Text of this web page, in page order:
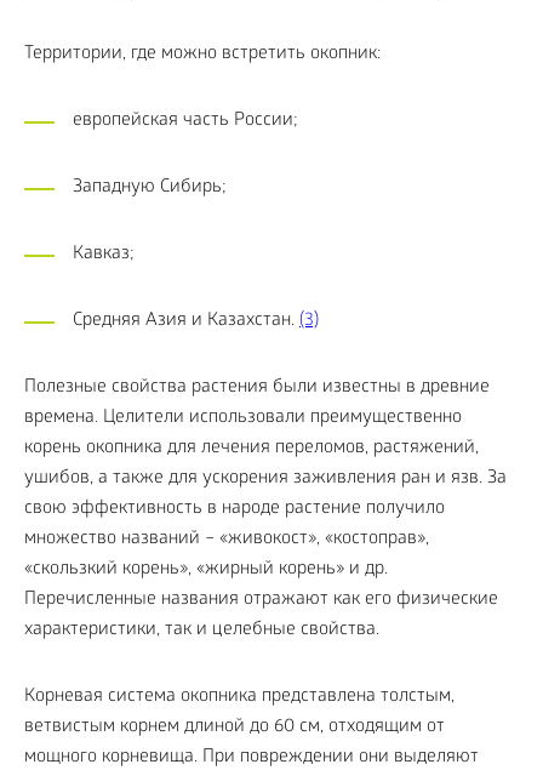
Территории, где можно встретить окопник:
европейская часть России;
Западную Сибирь;
Кавказ;
Средняя Азия и Казахстан. (3)
Полезные свойства растения были известны в древние
времена. Целители использовали преимущественно
корень окопника для лечения переломов, растяжений,
ушибов, а также для ускорения заживления ран и язв. За
свою эффективность в народе растение получило
множество названий – «живокост», «костоправ»,
«скользкий корень», «жирный корень» и др.
Перечисленные названия отражают как его физические
характеристики, так и целебные свойства.
Корневая система окопника представлена толстым,
ветвистым корнем длиной до 60 см, отходящим от
мощного корневища. При повреждении они выделяют